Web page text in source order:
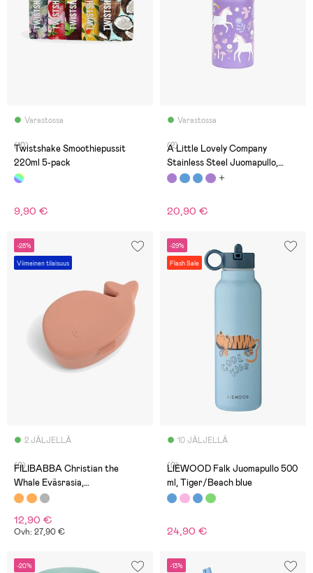
Varastossa
(10)
Twistshake Smoothiepussit
220ml 5-pack
9,90 €
Varastossa
(2)
A Little Lovely Company
Stainless Steel Juomapullo,
Unicorn Dreams
20,90 €
-28%
Viimeinen tilaisuus
2 JÄLJELLÄ
(0)
FILIBABBA Christian the
Whale Eväsrasia,
Vaaleanpunainen
12,90 €
Ovh: 27,90 €
-29%
Flash Sale
10 JÄLJELLÄ
(0)
LIEWOOD Falk Juomapullo 500
ml, Tiger/Beach blue
24,90 €
-20% -13%